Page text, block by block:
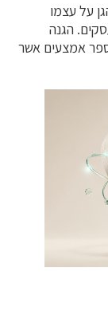
על עצמו
הגנה
אמצעים אשר